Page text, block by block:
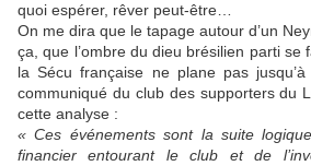
quoi espérer, rêver peut-être…
On me dira que le tapage autour d’un
ça, que l’ombre du dieu brésilien parti se
la Sécu française ne plane pas
communiqué du club des supporters du
cette analyse :
« Ces événements sont la suite
financier entourant le club et de